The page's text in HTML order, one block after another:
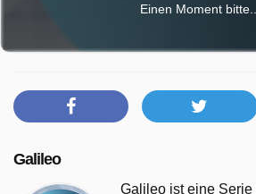
Einen Moment bitte...
Galileo
Galileo ist eine Serie